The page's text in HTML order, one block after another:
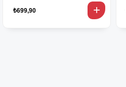
₺699,90